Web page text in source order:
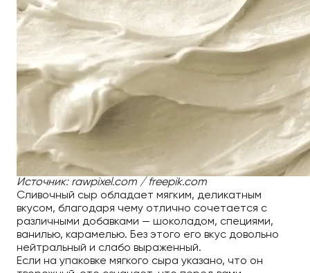
Источник: rawpixel.com / freepik.com
Сливочный сыр обладает мягким, деликатным
вкусом, благодаря чему отлично сочетается с
различными добавками — шоколадом, специями,
ванилью, карамелью. Без этого его вкус довольно
нейтральный и слабо выраженный.
Если на упаковке мягкого сыра указано, что он